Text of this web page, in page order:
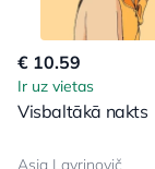
€ 10.59
Ir uz vietas
Visbaltākā nakts
Asja Lavrinovič